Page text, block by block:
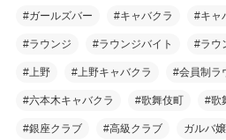
#ガールズバー #キャバクラ #キャ
#ラウンジ #ラウンジバイト #ラウ
#上野 #上野キャバクラ #会員制ラ
#六本木キャバクラ #歌舞伎町 #歌
#銀座クラブ #高級クラブ ガルバ嬢